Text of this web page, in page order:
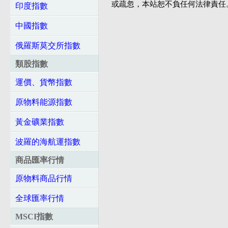
印度指數
中國指數
俄羅斯莫交所指數
類股指數
運價、貨幣指數
原物料能源指數
黃金礦業指數
波羅的海航運指數
商品匯率行情
原物料商品行情
全球匯率行情
MSCI指數
或疏忽，本站恕不負任何法律責任